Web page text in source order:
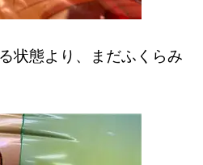
状態より、まだふくらみ